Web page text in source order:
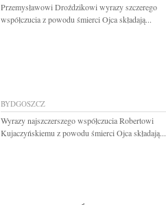
Przemysławowi Droździkowi wyrazy szczerego
współczucia z powodu śmierci Ojca składają...
BYDGOSZCZ
Wyrazy najszczerszego współczucia Robertowi
Kujaczyńskiemu z powodu śmierci Ojca składają...